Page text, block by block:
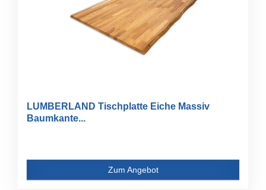
LUMBERLAND Tischplatte Eiche Massiv
Baumkante...
Zum Angebot